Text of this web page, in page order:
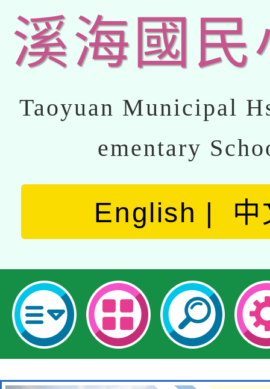
溪海國民
Taoyuan Municipal
ementary
English 中